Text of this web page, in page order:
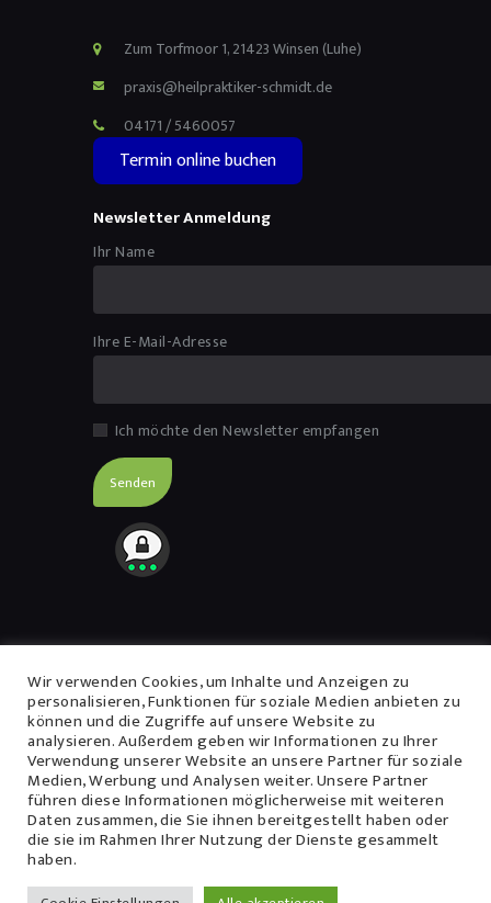
Zum Torfmoor 1, 21423 Winsen (Luhe)
praxis@heilpraktiker-schmidt.de
04171 / 5460057
Termin online buchen
Newsletter Anmeldung
Ihr Name
Ihre E-Mail-Adresse
Ich möchte den Newsletter empfangen
Impressum
Datenschutzerklärung
Heilpraktiker Schmidt © 2026
Wir verwenden Cookies, um Inhalte und Anzeigen zu
personalisieren, Funktionen für soziale Medien anbieten zu
können und die Zugriffe auf unsere Website zu
analysieren. Außerdem geben wir Informationen zu Ihrer
Verwendung unserer Website an unsere Partner für soziale
Medien, Werbung und Analysen weiter. Unsere Partner
führen diese Informationen möglicherweise mit weiteren
Daten zusammen, die Sie ihnen bereitgestellt haben oder
die sie im Rahmen Ihrer Nutzung der Dienste gesammelt
haben.